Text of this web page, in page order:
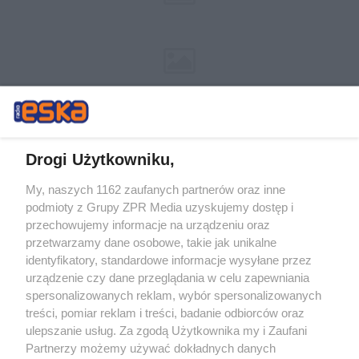
Żaden utwór zamieszczony w serwisie nie może być powielany i
rozpowszechniany lub dalej rozpowszechniany w jakikolwiek sposób (w
tym także elektroniczny lub mechaniczny) na jakimkolwiek polu
eksploatacji w jakiejkolwiek formie, włącznie z umieszczaniem w
Internecie bez pisemnej zgody właściciela praw. Jakiekolwiek użycie lub
wykorzystanie utworów w całości lub w części z naruszeniem prawa,
tzn. bez właściwej zgody, jest zabronione pod groźbą kary i może być
ścigane prawnie.
Drogi Użytkowniku,
My, naszych 1162 zaufanych partnerów oraz inne
podmioty z Grupy ZPR Media uzyskujemy dostęp i
przechowujemy informacje na urządzeniu oraz
przetwarzamy dane osobowe, takie jak unikalne
identyfikatory, standardowe informacje wysyłane przez
urządzenie czy dane przeglądania w celu zapewniania
spersonalizowanych reklam, wybór spersonalizowanych
treści, pomiar reklam i treści, badanie odbiorców oraz
ulepszanie usług. Za zgodą Użytkownika my i Zaufani
Partnerzy możemy używać dokładnych danych